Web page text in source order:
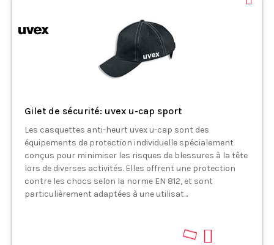
Gilet de sécurité: uvex u-cap sport
Les casquettes anti-heurt uvex u-cap sont des
équipements de protection individuelle spécialement
conçus pour minimiser les risques de blessures à la tête
lors de diverses activités. Elles offrent une protection
contre les chocs selon la norme EN 812, et sont
particulièrement adaptées à une utilisat...